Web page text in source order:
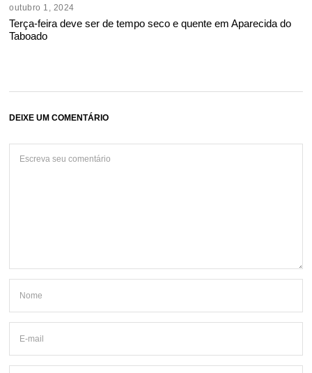
outubro 1, 2024
Terça-feira deve ser de tempo seco e quente em Aparecida do
Taboado
DEIXE UM COMENTÁRIO